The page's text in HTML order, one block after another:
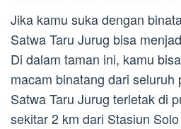
Jika kamu suka dengan
Satwa Taru Jurug bisa
Di dalam taman ini, kamu
macam binatang dari seluruh
Satwa Taru Jurug terletak di
sekitar 2 km dari Stasiun